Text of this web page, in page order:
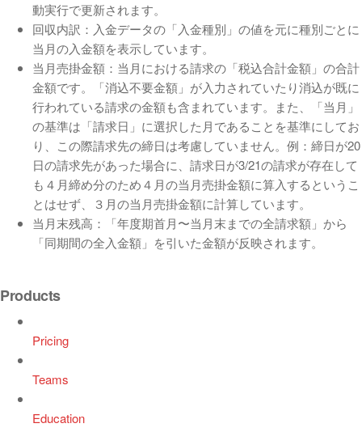
動実行で更新されます。
回収内訳：入金データの「入金種別」の値を元に種別ごとに
当月の入金額を表示しています。
当月売掛金額：当月における請求の「税込合計金額」の合計
金額です。「消込不要金額」が入力されていたり消込が既に
行われている請求の金額も含まれています。また、「当月」
の基準は「請求日」に選択した月であることを基準にしてお
り、この際請求先の締日は考慮していません。例：締日が20
日の請求先があった場合に、請求日が3/21の請求が存在して
も４月締め分のため４月の当月売掛金額に算入するというこ
とはせず、３月の当月売掛金額に計算しています。
当月末残高：「年度期首月〜当月末までの全請求額」から
「同期間の全入金額」を引いた金額が反映されます。
Products
Pricing
Teams
Education